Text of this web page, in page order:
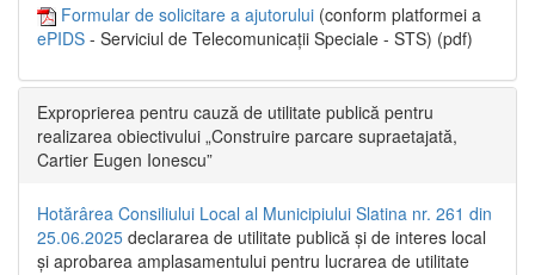
Formular de solicitare a ajutorului (conform platformei a
ePIDS - Serviciul de Telecomunicații Speciale - STS) (pdf)
Exproprierea pentru cauză de utilitate publică pentru
realizarea obiectivului „Construire parcare supraetajată,
Cartier Eugen Ionescu”
Hotărârea Consiliului Local al Municipiului Slatina nr. 261 din
25.06.2025 declararea de utilitate publică și de interes local
și aprobarea amplasamentului pentru lucrarea de utilitate